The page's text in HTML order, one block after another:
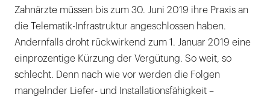
Zahnärzte müssen bis zum 30. Juni 2019 ihre Praxis an
die Telematik-Infrastruktur angeschlossen haben.
Andernfalls droht rückwirkend zum 1. Januar 2019 eine
einprozentige Kürzung der Vergütung. So weit, so
schlecht. Denn nach wie vor werden die Folgen
mangelnder Liefer- und Installationsfähigkeit –